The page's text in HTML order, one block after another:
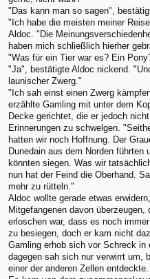
"Das kann man so sagen",
"Ich habe die meisten meiner
Aldoc. "Die
haben mich schließlich hierher
"Was für ein Tier war es? Ein
"Ja", bestätigte Aldoc nickend.
launischer Zwerg."
"Ich sah einst einen Zwerg
erzählte Gamling mit unter dem
Decke gerichtet, die er jedoch
Erinnerungen zu schwelgen.
hatten wir noch Hoffnung. Der
Dunedain aus dem Norden
könnten siegen. Was wir
nun hat der Feind die Oberhand.
mehr zu rütteln."
Aldoc wollte gerade etwas
Mitgefangenen davon
erloschen war, dass es noch
zu besiegen, doch er kam nicht
Gamling erhob sich vor Schreck in
dagegen sah sich nur verwirrt um,
einer der anderen Zellen entdeckte.